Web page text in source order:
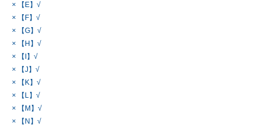
× 【E】√
× 【F】√
× 【G】√
× 【H】√
× 【I】√
× 【J】√
× 【K】√
× 【L】√
× 【M】√
× 【N】√